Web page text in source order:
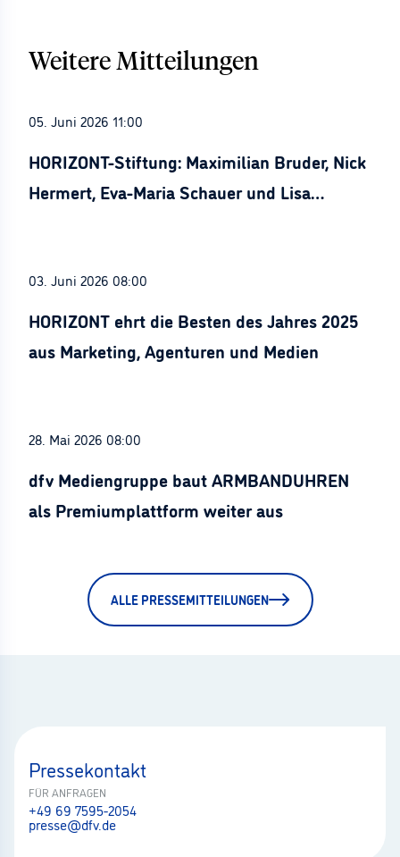
Weitere Mitteilungen
05. Juni 2026 11:00
HORIZONT-Stiftung: Maximilian Bruder, Nick
Hermert, Eva-Maria Schauer und Lisa
03. Juni 2026 08:00
HORIZONT ehrt die Besten des Jahres 2025
aus Marketing, Agenturen und Medien
28. Mai 2026 08:00
dfv Mediengruppe baut ARMBANDUHREN
als Premiumplattform weiter aus
ALLE PRESSEMITTEILUNGEN
Pressekontakt
FÜR ANFRAGEN
+49 69 7595-2054
presse@dfv.de